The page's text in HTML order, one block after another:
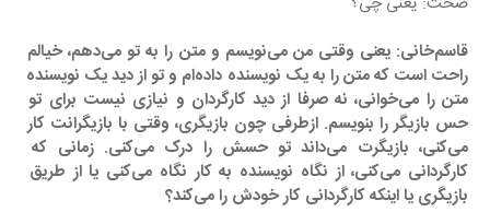
قاسم‌خانی: یعنی وقتی من می‌نویسم و متن را به تو می‌دهم، خیالم
راحت است که متن را به یک نویسنده داده‌ام و تو از دید یک نویسنده
متن را می‌خوانی، نه صرفا از دید کارگردان و نیازی نیست برای تو
حس بازیگر را بنویسم. ازطرفی چون بازیگری، وقتی با بازیگرانت کار
می‌کنی، بازیگرت می‌داند تو حسش را درک می‌کنی. زمانی که
کارگردانی می‌کنی، از نگاه نویسنده به کار نگاه می‌کنی یا از طریق
بازیگری یا اینکه کارگردانی کار خودش را می‌کند؟